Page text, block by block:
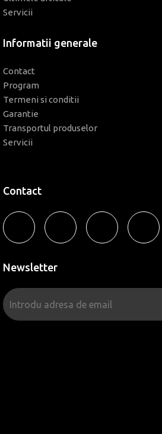
Servicii
Informatii generale
Contact
Program
Termeni si conditii
Garantie
Transportul produselor
Servicii
Contact
Newsletter